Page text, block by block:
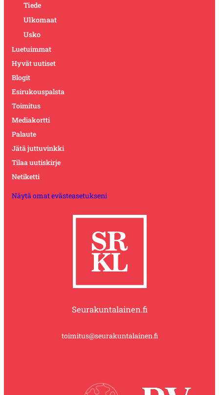
Tiede
Ulkomaat
Usko
Luetuimmat
Hyvät uutiset
Blogit
Esirukouspalsta
Toimitus
Mediakortti
Palaute
Jätä juttuvinkki
Tilaa uutiskirje
Netiketti
Näytä omat evästeasetukseni
Seurakuntalainen.fi
toimitus@seurakuntalainen.fi